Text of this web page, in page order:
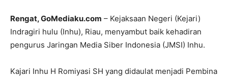
Rengat, GoMediaku.com – Kejaksaan Negeri (Kejari)
Indragiri hulu (Inhu), Riau, menyambut baik kehadiran
pengurus Jaringan Media Siber Indonesia (JMSI) Inhu.
Kajari Inhu H Romiyasi SH yang didaulat menjadi Pembina